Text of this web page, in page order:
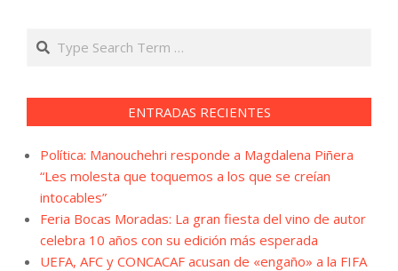
Search
ENTRADAS RECIENTES
Política: Manouchehri responde a Magdalena Piñera
“Les molesta que toquemos a los que se creían
intocables”
Feria Bocas Moradas: La gran fiesta del vino de autor
celebra 10 años con su edición más esperada
UEFA, AFC y CONCACAF acusan de «engaño» a la FIFA